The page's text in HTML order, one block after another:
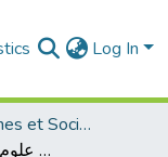
Log In
Sciences Humaines et Sociales - العلوم الإنسانية والاجتماعية
مدخل إلى علوم التربية السنة أولى ليسانس علوم اجتماعية جذع مشترك